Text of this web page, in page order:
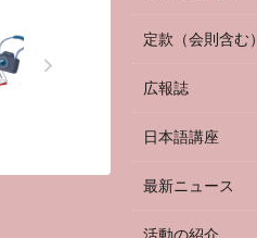
定款（会則含む）
広報誌
日本語講座
最新ニュース
活動の紹介